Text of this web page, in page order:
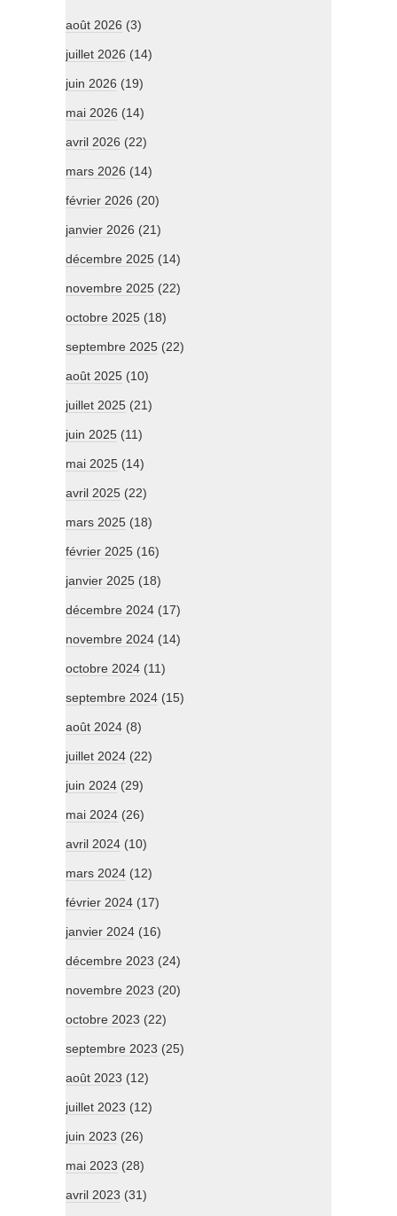
août 2026 (3)
juillet 2026 (14)
juin 2026 (19)
mai 2026 (14)
avril 2026 (22)
mars 2026 (14)
février 2026 (20)
janvier 2026 (21)
décembre 2025 (14)
novembre 2025 (22)
octobre 2025 (18)
septembre 2025 (22)
août 2025 (10)
juillet 2025 (21)
juin 2025 (11)
mai 2025 (14)
avril 2025 (22)
mars 2025 (18)
février 2025 (16)
janvier 2025 (18)
décembre 2024 (17)
novembre 2024 (14)
octobre 2024 (11)
septembre 2024 (15)
août 2024 (8)
juillet 2024 (22)
juin 2024 (29)
mai 2024 (26)
avril 2024 (10)
mars 2024 (12)
février 2024 (17)
janvier 2024 (16)
décembre 2023 (24)
novembre 2023 (20)
octobre 2023 (22)
septembre 2023 (25)
août 2023 (12)
juillet 2023 (12)
juin 2023 (26)
mai 2023 (28)
avril 2023 (31)